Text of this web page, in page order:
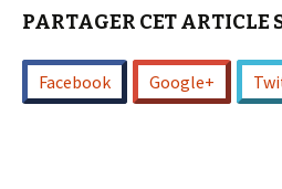
PARTAGER CET ARTICLE
Facebook Google+